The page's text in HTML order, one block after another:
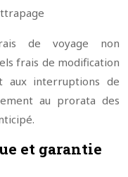
de voyage non
frais de modification
aux interruptions de
au prorata des
et garantie